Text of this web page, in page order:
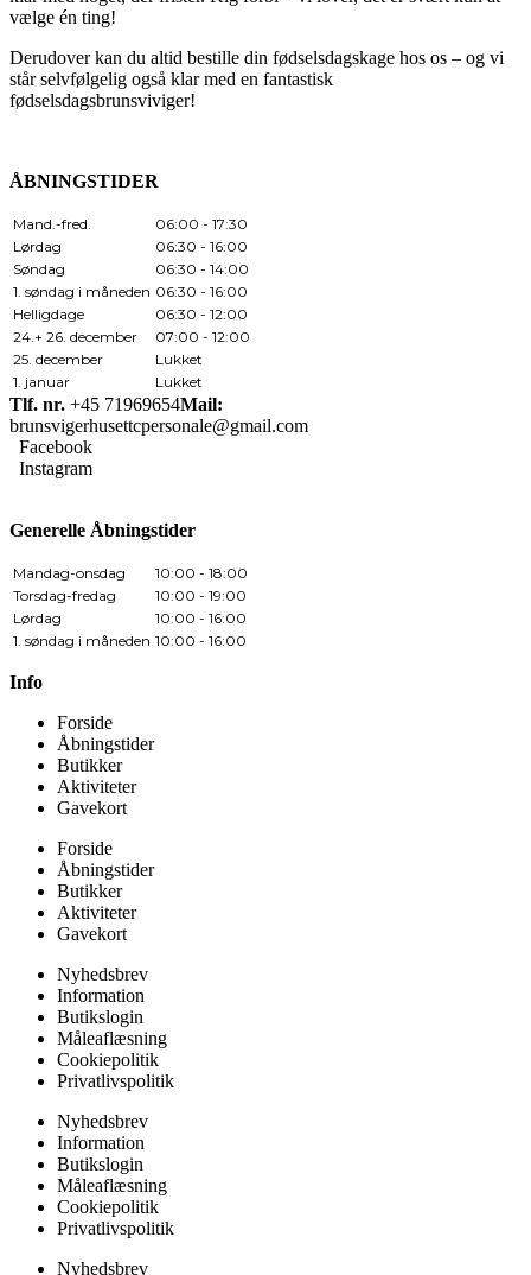
vælge én ting!
Derudover kan du altid bestille din fødselsdagskage hos os – og vi
står selvfølgelig også klar med en fantastisk
fødselsdagsbrunsviviger!
ÅBNINGSTIDER
Mand.-fred.
06:00 - 17:30
Lørdag
06:30 - 16:00
Søndag
06:30 - 14:00
1. søndag i måneden 06:30 - 16:00
Helligdage
06:30 - 12:00
24.+ 26. december
07:00 - 12:00
25. december
Lukket
1. januar
Lukket
Tlf. nr. +45 71969654Mail:
brunsvigerhusettcpersonale@gmail.com
Facebook
Instagram
Generelle Åbningstider
Mandag-onsdag
10:00 - 18:00
Torsdag-fredag
10:00 - 19:00
Lørdag
10:00 - 16:00
1. søndag i måneden 10:00 - 16:00
Info
Forside
Åbningstider
Butikker
Aktiviteter
Gavekort
Forside
Åbningstider
Butikker
Aktiviteter
Gavekort
Nyhedsbrev
Information
Butikslogin
Måleaflæsning
Cookiepolitik
Privatlivspolitik
Nyhedsbrev
Information
Butikslogin
Måleaflæsning
Cookiepolitik
Privatlivspolitik
Nyhedsbrev